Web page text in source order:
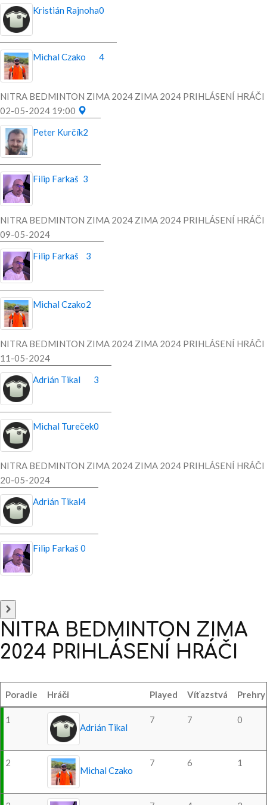
Kristián Rajnoha0
Michal Czako 4
NITRA BEDMINTON ZIMA 2024 ZIMA 2024 PRIHLÁSENÍ HRÁČI
02-05-2024 19:00
Peter Kurčík2
Filip Farkaš 3
NITRA BEDMINTON ZIMA 2024 ZIMA 2024 PRIHLÁSENÍ HRÁČI
09-05-2024
Filip Farkaš
3
Michal Czako2
NITRA BEDMINTON ZIMA 2024 ZIMA 2024 PRIHLÁSENÍ HRÁČI
11-05-2024
Adrián Tikal
3
Michal Tureček0
NITRA BEDMINTON ZIMA 2024 ZIMA 2024 PRIHLÁSENÍ HRÁČI
20-05-2024
Adrián Tikal4
Filip Farkaš 0
NITRA BEDMINTON ZIMA
2024 PRIHLÁSENÍ HRÁČI
Poradie Hráči Played Víťazstvá Prehry
1
Adrián Tikal
7 7 0
2
Michal Czako
7 6 1